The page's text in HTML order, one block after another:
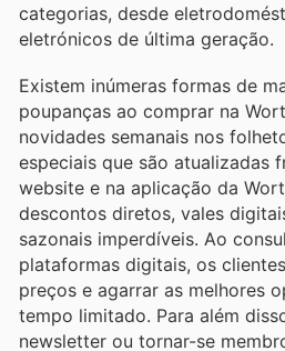
categorias, desde
eletrónicos de última geração.
Existem inúmeras formas de
poupanças ao comprar na
novidades semanais nos
especiais que são atualizadas
website e na aplicação da
descontos diretos, vales
sazonais imperdíveis. Ao
plataformas digitais, os
preços e agarrar as melhores
tempo limitado. Para além
newsletter ou tornar-se